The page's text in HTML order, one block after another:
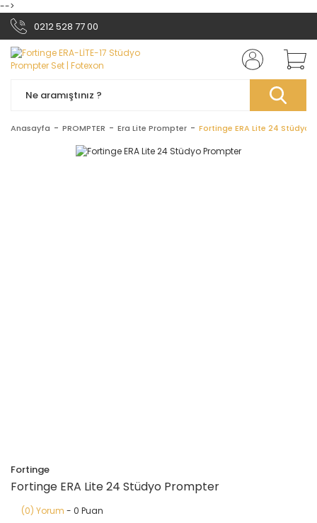
-->
0212 528 77 00
Anasayfa PROMPTER Era Lite Prompter Fortinge ERA Lite 24 Stüdyo
Fortinge
Fortinge ERA Lite 24 Stüdyo Prompter
(0) Yorum - 0 Puan